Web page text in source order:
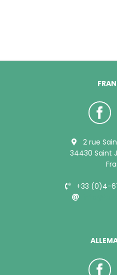
2 rue
34430 Saint
+33 (0)4-